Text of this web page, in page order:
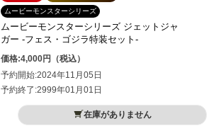
ムービーモンスターシリーズ
ムービーモンスターシリーズ ジェットジャ
ガー -フェス・ゴジラ特装セット-
価格:4,000円（税込）
予約開始:2024年11月05日
予約終了:2999年01月01日
在庫がありません